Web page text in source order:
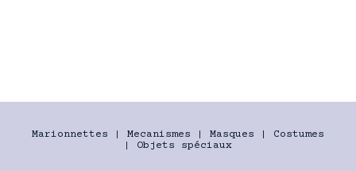
Marionnettes Mecanismes Masques
Costumes
Objets spéciaux